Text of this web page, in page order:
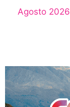
Agosto 2026